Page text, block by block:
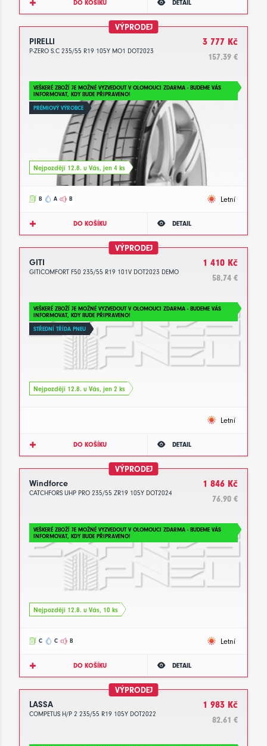
DO KOŠÍKU DETAIL
VÝPRODEJ
PIRELLI
P-ZERO S.C 235/55 R19 105Y MO1 DOT2023
3 777 Kč
157.39 €
VEŠKERÉ ZBOŽÍ JE MOŽNÉ VYZVEDOUT V OLOMOUCI ZDARMA - BUDEME VÁS
INFORMOVAT, KDY BUDE PŘIPRAVENO!
PRÉMIOVÝ VÝROBCE
Nejpozději 12.8. u Vás, jen 4 ks
B A B Letní
DO KOŠÍKU DETAIL
VÝPRODEJ
GITI
GITICOMFORT F50 235/55 R19 101V DOT2023 DEMO
1 410 Kč
58.74 €
VEŠKERÉ ZBOŽÍ JE MOŽNÉ VYZVEDOUT V OLOMOUCI ZDARMA - BUDEME VÁS
INFORMOVAT, KDY BUDE PŘIPRAVENO!
STŘEDNÍ TŘÍDA PNEU
Nejpozději 12.8. u Vás, jen 2 ks
Letní
DO KOŠÍKU DETAIL
VÝPRODEJ
Windforce
CATCHFORS UHP PRO 235/55 ZR19 105Y DOT2024
1 846 Kč
76.90 €
VEŠKERÉ ZBOŽÍ JE MOŽNÉ VYZVEDOUT V OLOMOUCI ZDARMA - BUDEME VÁS
INFORMOVAT, KDY BUDE PŘIPRAVENO!
Nejpozději 12.8. u Vás, 10 ks
C C B Letní
DO KOŠÍKU DETAIL
VÝPRODEJ
LASSA
COMPETUS H/P 2 235/55 R19 105Y DOT2022
1 983 Kč
82.61 €